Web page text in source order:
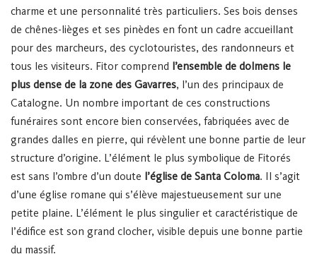
charme et une personnalité très particuliers. Ses bois denses
de chênes-lièges et ses pinèdes en font un cadre accueillant
pour des marcheurs, des cyclotouristes, des randonneurs et
tous les visiteurs. Fitor comprend l’ensemble de dolmens le
plus dense de la zone des Gavarres, l’un des principaux de
Catalogne. Un nombre important de ces constructions
funéraires sont encore bien conservées, fabriquées avec de
grandes dalles en pierre, qui révèlent une bonne partie de leur
structure d’origine. L’élément le plus symbolique de Fitorés
est sans l’ombre d’un doute l’église de Santa Coloma. Il s’agit
d’une église romane qui s’élève majestueusement sur une
petite plaine. L’élément le plus singulier et caractéristique de
l’édifice est son grand clocher, visible depuis une bonne partie
du massif.